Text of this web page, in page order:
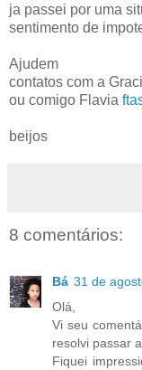
ja passei por uma
sentimento de
Ajudem
contatos com a
ou comigo Flavia
beijos
8 comentários:
Bá 31 de
Olá,
Vi seu
resolvi passar
Fiquei